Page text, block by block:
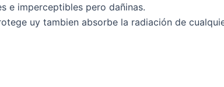
e imperceptibles pero dañinas.
uy tambien absorbe la radiación de